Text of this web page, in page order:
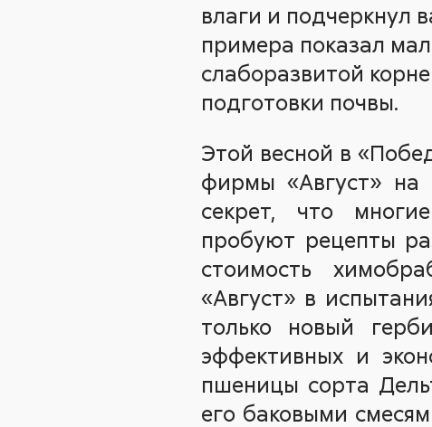
влаги и подчеркнул
примера показал
слаборазвитой
подготовки почвы.
Этой весной в
фирмы «Август» на
секрет, что
пробуют рецепты
стоимость
«Август» в
только новый
эффективных и
пшеницы сорта
его баковыми